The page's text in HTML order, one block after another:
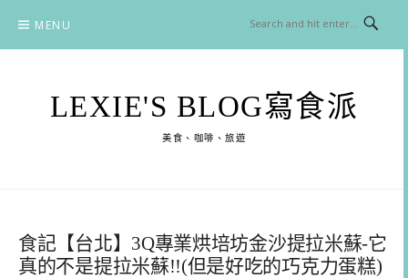
content
MENU
LEXIE'S BLOG寫食派
美食、咖啡、旅遊
食記【台北】3Q專業烘培坊金沙提拉米蘇-它
真的不是提拉米蘇!!(但是好吃的巧克力蛋糕)